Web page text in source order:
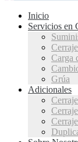
Inicio
Servicios en
Carga
Grúa
Adicionales